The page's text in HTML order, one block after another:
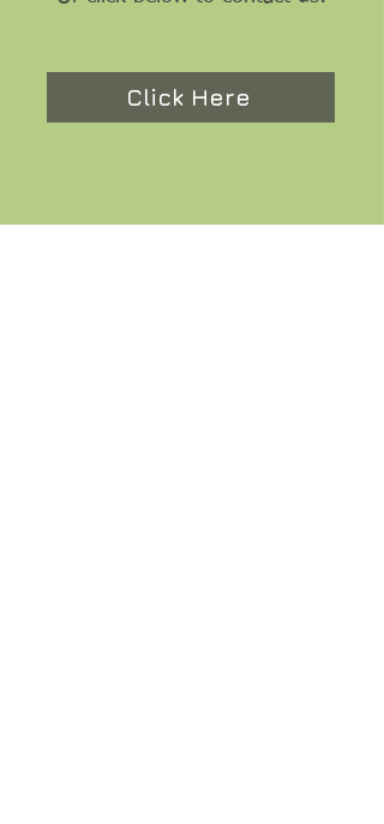
Click Here